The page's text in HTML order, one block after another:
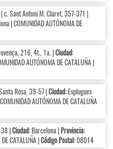
| c. Sant Antoni M. Claret, 357-371 |
| COMUNIDAD AUTÓNOMA DE
216, 4t., 1a. |Ciudad:
AUTÓNOMA DE CATALUÑA |
Rosa, 39-57 |Ciudad:Esplugues
AUTÓNOMA DE CATALUÑA
|Ciudad:Barcelona |Provincia:
CATALUÑA |Código Postal:08014